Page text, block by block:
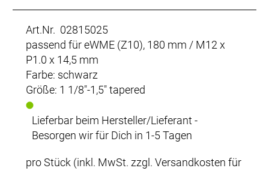
Art.Nr. 02815025
passend für eWME (Z10), 180 mm / M12 x
P1.0 x 14,5 mm
Farbe: schwarz
Größe: 1 1/8"-1,5" tapered
Lieferbar beim Hersteller/Lieferant -
Besorgen wir für Dich in 1-5 Tagen
pro Stück (inkl. MwSt. zzgl. Versandkosten für